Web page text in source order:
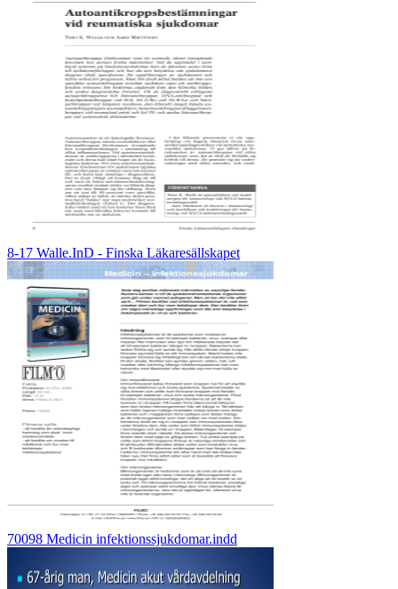
8-17 Walle.InD - Finska Läkaresällskapet
70098 Medicin infektionssjukdomar.indd